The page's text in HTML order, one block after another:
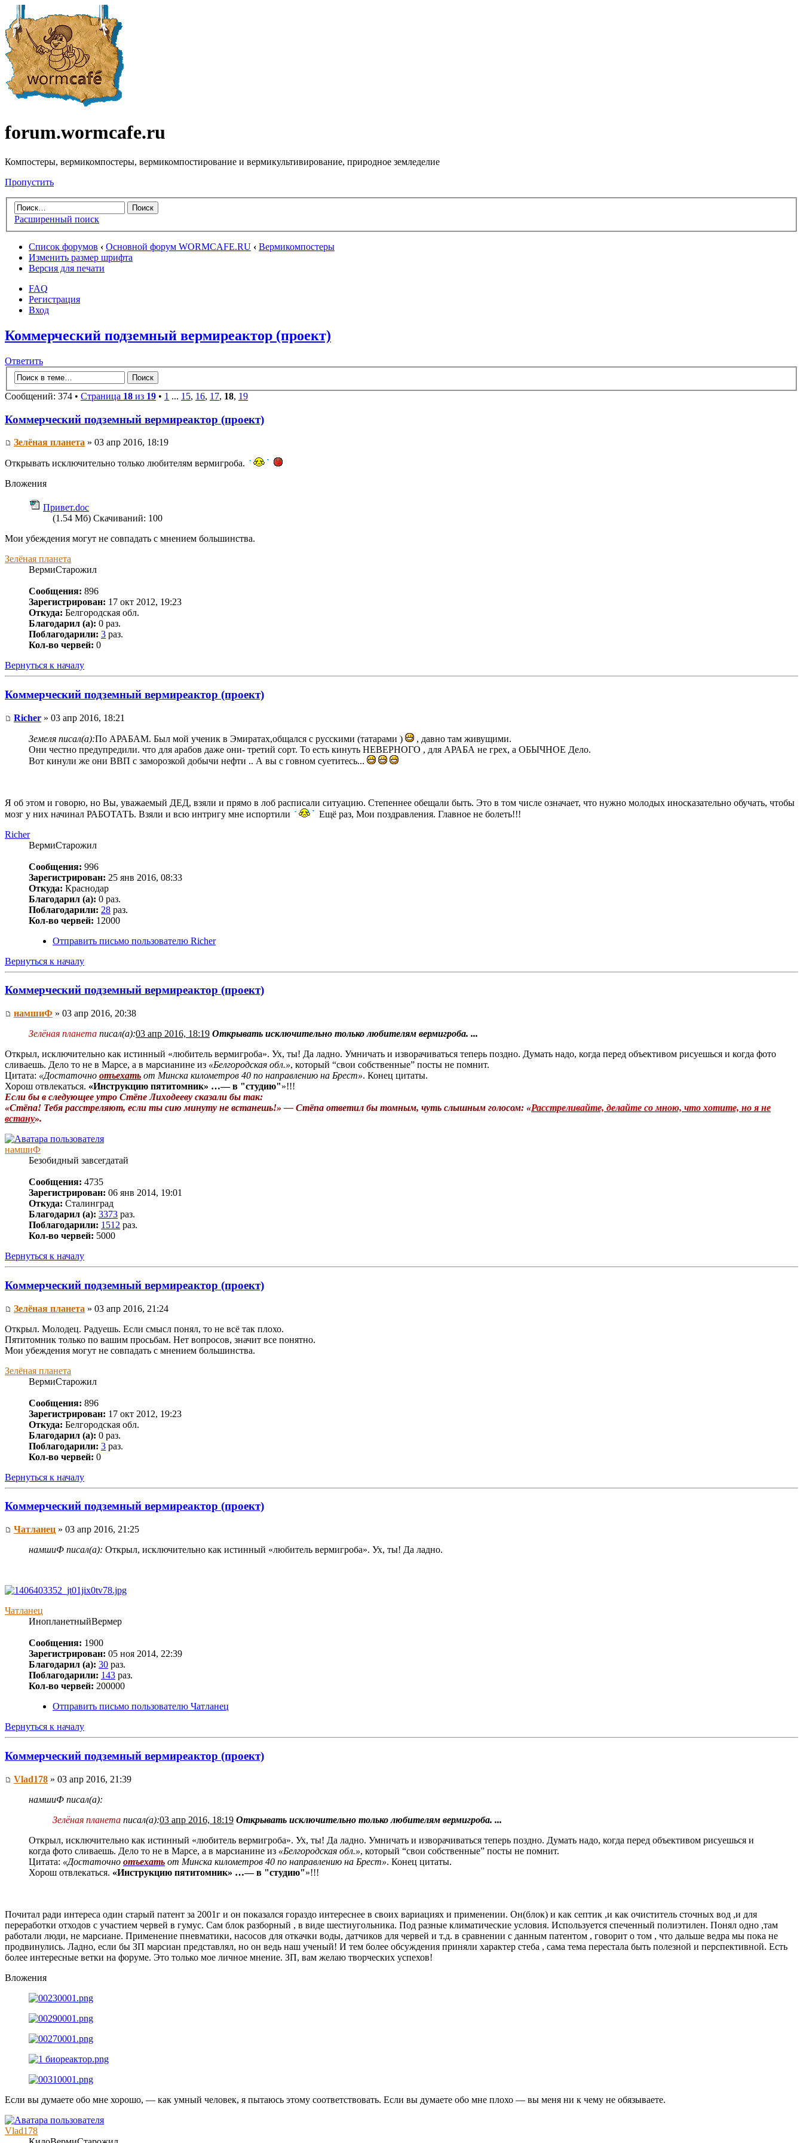
forum.wormcafe.ru
Компостеры, вермикомпостеры, вермикомпостирование и вермикультивирование, природное земледелие
Пропустить
Расширенный поиск
Список форумов ‹ Основной форум WORMCAFE.RU ‹ Вермикомпостеры
Изменить размер шрифта
Версия для печати
FAQ
Регистрация
Вход
Коммерческий подземный вермиреактор (проект)
Ответить
Сообщений: 374 • Страница 18 из 19 • 1 ... 15, 16, 17, 18, 19
Коммерческий подземный вермиреактор (проект)
Зелёная планета » 03 апр 2016, 18:19
Открывать исключительно только любителям вермигроба.
Вложения
Привет.doc
(1.54 Мб) Скачиваний: 100
Мои убеждения могут не совпадать с мнением большинства.
Зелёная планета
ВермиСтарожил
Сообщения: 896
Зарегистрирован: 17 окт 2012, 19:23
Откуда: Белгородская обл.
Благодарил (а): 0 раз.
Поблагодарили: 3 раз.
Кол-во червей: 0
Вернуться к началу
Коммерческий подземный вермиреактор (проект)
Richer » 03 апр 2016, 18:21
Земеля писал(а):По АРАБАМ. Был мой ученик в Эмиратах,общался с русскими (татарами )
, давно там живущими.
Они честно предупредили. что для арабов даже они- третий сорт. То есть кинуть НЕВЕРНОГО , для АРАБА не грех, а ОБЫЧНОЕ Дело.
Вот кинули же они ВВП с заморозкой добычи нефти .. А вы с говном суетитесь...
Я об этом и говорю, но Вы, уважаемый ДЕД, взяли и прямо в лоб расписали ситуацию. Степеннее обещали быть. Это в том числе означает, что нужно молодых иносказательно обучать, чтобы
мозг у них начинал РАБОТАТЬ. Взяли и всю интригу мне испортили
Ещё раз, Мои поздравления. Главное не болеть!!!
Richer
ВермиСтарожил
Сообщения: 996
Зарегистрирован: 25 янв 2016, 08:33
Откуда: Краснодар
Благодарил (а): 0 раз.
Поблагодарили: 28 раз.
Кол-во червей: 12000
Отправить письмо пользователю Richer
Вернуться к началу
Коммерческий подземный вермиреактор (проект)
намшиФ » 03 апр 2016, 20:38
Зелёная планета писал(а):03 апр 2016, 18:19 Открывать исключительно только любителям вермигроба. ...
Открыл, исключительно как истинный «любитель вермигроба». Ух, ты! Да ладно. Умничать и изворачиваться теперь поздно. Думать надо, когда перед объективом рисуешься и когда фото
сливаешь. Дело то не в Марсе, а в марсианине из «Белгородская обл.», который “свои собственные” посты не помнит.
Цитата: «Достаточно отъехать от Минска километров 40 по направлению на Брест». Конец цитаты.
Хорош отвлекаться. «Инструкцию пятитомник» …— в "студию"»!!!
Если бы в следующее утро Стёпе Лиходееву сказали бы так:
«Стёпа! Тебя расстреляют, если ты сию минуту не встанешь!» — Стёпа ответил бы томным, чуть слышным голосом: «Расстреливайте, делайте со мною, что хотите, но я не
встану».
намшиФ
Безобидный завсегдатай
Сообщения: 4735
Зарегистрирован: 06 янв 2014, 19:01
Откуда: Сталинград
Благодарил (а): 3373 раз.
Поблагодарили: 1512 раз.
Кол-во червей: 5000
Вернуться к началу
Коммерческий подземный вермиреактор (проект)
Зелёная планета » 03 апр 2016, 21:24
Открыл. Молодец. Радуешь. Если смысл понял, то не всё так плохо.
Пятитомник только по вашим просьбам. Нет вопросов, значит все понятно.
Мои убеждения могут не совпадать с мнением большинства.
Зелёная планета
ВермиСтарожил
Сообщения: 896
Зарегистрирован: 17 окт 2012, 19:23
Откуда: Белгородская обл.
Благодарил (а): 0 раз.
Поблагодарили: 3 раз.
Кол-во червей: 0
Вернуться к началу
Коммерческий подземный вермиреактор (проект)
Чатланец » 03 апр 2016, 21:25
намшиФ писал(а): Открыл, исключительно как истинный «любитель вермигроба». Ух, ты! Да ладно.
Чатланец
ИнопланетныйВермер
Сообщения: 1900
Зарегистрирован: 05 ноя 2014, 22:39
Благодарил (а): 30 раз.
Поблагодарили: 143 раз.
Кол-во червей: 200000
Отправить письмо пользователю Чатланец
Вернуться к началу
Коммерческий подземный вермиреактор (проект)
Vlad178 » 03 апр 2016, 21:39
намшиФ писал(а):
Зелёная планета писал(а):03 апр 2016, 18:19 Открывать исключительно только любителям вермигроба. ...
Открыл, исключительно как истинный «любитель вермигроба». Ух, ты! Да ладно. Умничать и изворачиваться теперь поздно. Думать надо, когда перед объективом рисуешься и
когда фото сливаешь. Дело то не в Марсе, а в марсианине из «Белгородская обл.», который “свои собственные” посты не помнит.
Цитата: «Достаточно отъехать от Минска километров 40 по направлению на Брест». Конец цитаты.
Хорош отвлекаться. «Инструкцию пятитомник» …— в "студию"»!!!
Почитал ради интереса один старый патент за 2001г и он показался гораздо интереснее в своих вариациях и применении. Он(блок) и как септик ,и как очиститель сточных вод ,и для
переработки отходов с участием червей в гумус. Сам блок разборный , в виде шестиугольника. Под разные климатические условия. Используется спеченный полиэтилен. Понял одно ,там
работали люди, не марсиане. Применение пневматики, насосов для откачки воды, датчиков для червей и т.д. в сравнении с данным патентом , говорит о том , что дальше ведра мы пока не
продвинулись. Ладно, если бы ЗП марсиан представлял, но он ведь наш ученый! И тем более обсуждения приняли характер стеба , сама тема перестала быть полезной и перспективной. Есть
более интересные ветки на форуме. Это только мое личное мнение. ЗП, вам желаю творческих успехов!
Вложения
Если вы думаете обо мне хорошо, — как умный человек, я пытаюсь этому соответствовать. Если вы думаете обо мне плохо — вы меня ни к чему не обязываете.
Vlad178